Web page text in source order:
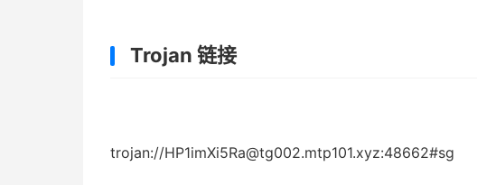
Trojan 链接
trojan://HP1imXi5Ra@tg002.mtp101.xyz:48662#sg